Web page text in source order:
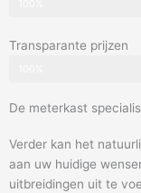
Transparante prijzen
De meterkast
Verder kan het
aan uw huidige
uitbreidingen uit te